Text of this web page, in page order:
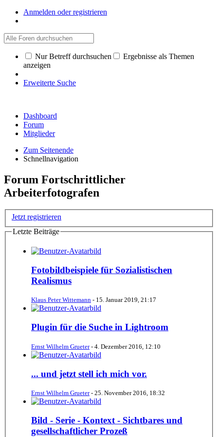
Anmelden oder registrieren
Nur Betreff durchsuchen
Ergebnisse als Themen
anzeigen
Erweiterte Suche
Dashboard
Forum
Mitglieder
Zum Seitenende
Schnellnavigation
Forum Fortschrittlicher
Arbeiterfotografen
Jetzt registrieren
Letzte Beiträge
Fotobildbeispiele für Sozialistischen
Realismus
Klaus Peter Wittemann - 15. Januar 2019, 21:17
Plugin für die Suche in Lightroom
Ernst Wilhelm Grueter- 4. Dezember 2016, 12:10
... und jetzt stell ich mich vor.
Ernst Wilhelm Grueter- 25. November 2016, 18:32
Bild - Serie - Kontext - Sichtbares und
gesellschaftlicher Prozeß